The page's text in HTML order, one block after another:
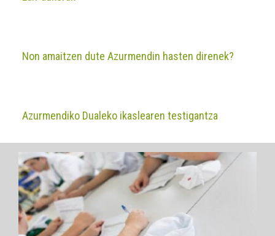
zuzenduta dago.
Non amaitzen dute Azurmendin hasten direnek?
Azurmendiko Dualeko ikaslearen testigantza